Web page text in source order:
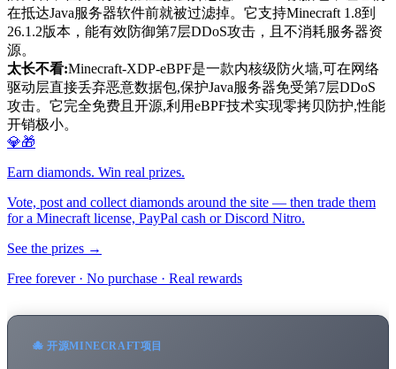
在抵达Java服务器软件前就被过滤掉。它支持Minecraft 1.8到
26.1.2版本，能有效防御第7层DDoS攻击，且不消耗服务器资
源。
太长不看:Minecraft-XDP-eBPF是一款内核级防火墙,可在网络
驱动层直接丢弃恶意数据包,保护Java服务器免受第7层DDoS
攻击。它完全免费且开源,利用eBPF技术实现零拷贝防护,性能
开销极小。
💎🎁
Earn diamonds. Win real prizes.
Vote, post and collect diamonds around the site — then trade them
for a Minecraft license, PayPal cash or Discord Nitro.
See the prizes →
Free forever · No purchase · Real rewards
🐙 开源MINECRAFT项目